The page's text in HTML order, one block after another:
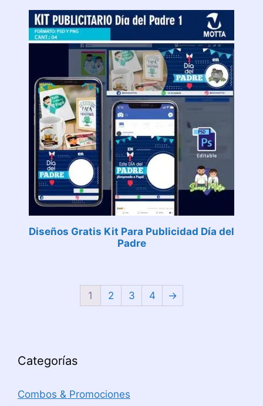
Diseños Gratis Kit Para Publicidad Día del
Padre
1 2 3 4 →
Categorías
Combos & Promociones